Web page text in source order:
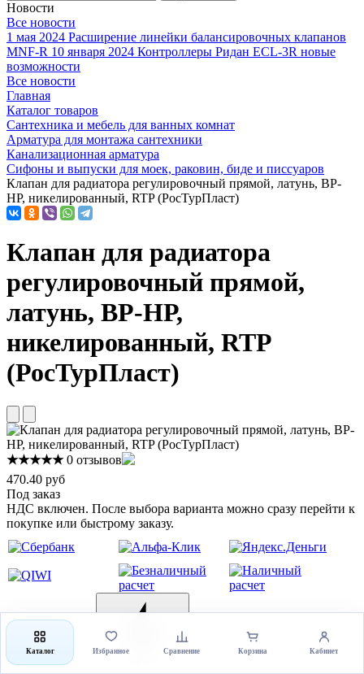
Новости
Все новости
1 мая 2024 Расширение линейки балансировочных клапанов
MNF-R 10 января 2024 Контроллеры Ридан ECL-3R новые
возможности
Все новости
Главная
Каталог товаров
Сантехника и мебель для ванных комнат
Арматура для монтажа сантехники
Канализационная арматура
Сифоны и выпуски для моек, раковин, биде и писсуаров
Клапан для радиатора регулировочный прямой, латунь, ВР-
НР, никелированный, RTP (РосТурПласт)
Клапан для радиатора
регулировочный прямой,
латунь, ВР-НР,
никелированный, RTP
(РосТурПласт)
★★★★★ 0 отзывов
470.40 руб
Под заказ
НДС включен. После выбора варианта можно сразу перейти к
покупке или быстрому заказу.
Каталог Избранное Сравнение Корзина Кабинет